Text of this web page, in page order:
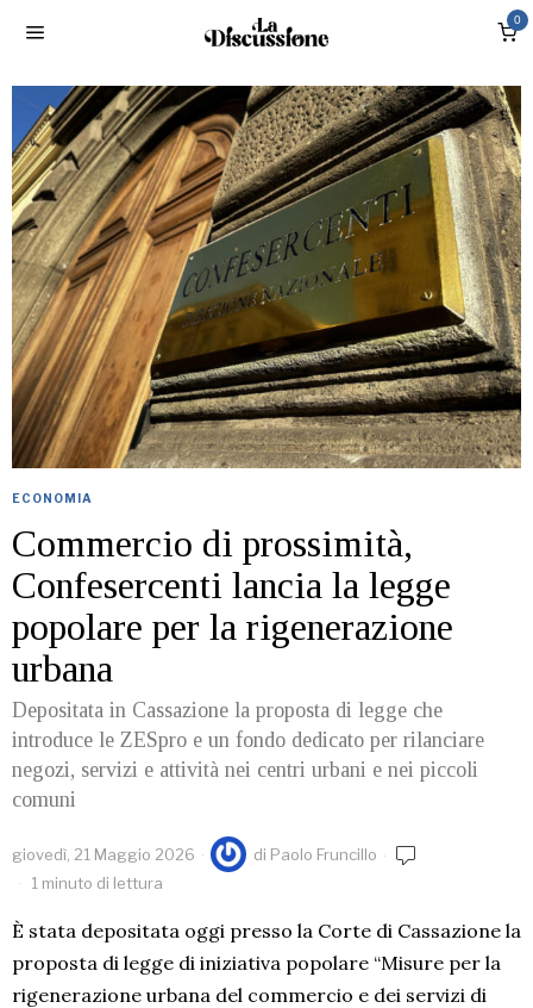
0
ECONOMIA
Commercio di prossimità,
Confesercenti lancia la legge
popolare per la rigenerazione
urbana
Depositata in Cassazione la proposta di legge che
introduce le ZESpro e un fondo dedicato per rilanciare
negozi, servizi e attività nei centri urbani e nei piccoli
comuni
giovedì, 21 Maggio 2026 di Paolo Fruncillo
1 minuto di lettura
È stata depositata oggi presso la Corte di Cassazione la
proposta di legge di iniziativa popolare “Misure per la
rigenerazione urbana del commercio e dei servizi di